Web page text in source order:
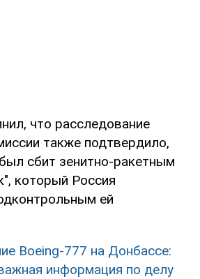
что расследование
также подтвердило,
сбит зенитно-ракетным
который Россия
ей
Boeing-777 на Донбассе:
информация по делу